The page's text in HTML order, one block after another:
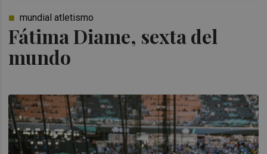
Fátima Diame, sexta del
mundo
mundial atletismo